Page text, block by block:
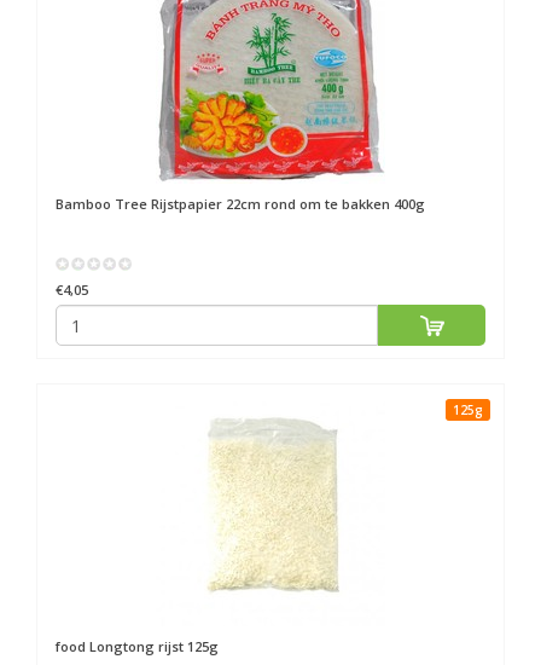
Bamboo Tree Rijstpapier 22cm rond om te bakken 400g
€4,05
125g
food Longtong rijst 125g